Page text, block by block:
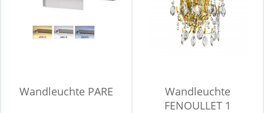
Wandleuchte PARE
Wandleuchte
FENOULLET 1